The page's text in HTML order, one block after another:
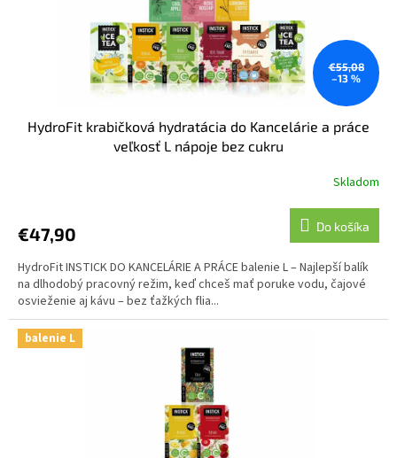
€55,08
–13 %
HydroFit krabičková hydratácia do Kancelárie a práce
veľkosť L nápoje bez cukru
Skladom
€47,90 Do košíka
HydroFit INSTICK DO KANCELÁRIE A PRÁCE balenie L – Najlepší balík
na dlhodobý pracovný režim, keď chceš mať poruke vodu, čajové
osvieženie aj kávu – bez ťažkých flia...
balenie L